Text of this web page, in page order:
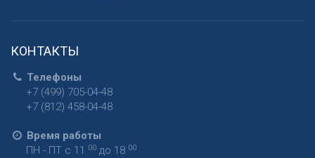
КОНТАКТЫ
Телефоны
+7 (499) 705-04-48
+7 (812) 458-04-48
Время работы
ПН - ПТ с 11
00 до 18 00